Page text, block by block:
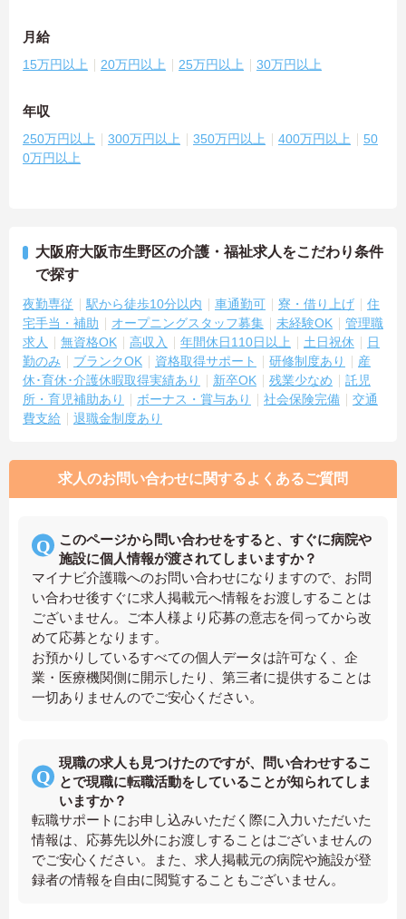
月給
15万円以上 20万円以上 25万円以上 30万円以上
年収
250万円以上 300万円以上 350万円以上 400万円以上
50
0万円以上
大阪府大阪市生野区の介護・福祉求人をこだわり条件
で探す
夜勤専従 駅から徒歩10分以内 車通勤可 寮・借り上げ
住
宅手当・補助
オープニングスタッフ募集 未経験OK
管理職
求人
無資格OK 高収入 年間休日110日以上 土日祝休
日
勤のみ
ブランクOK 資格取得サポート 研修制度あり
産
休･育休･介護休暇取得実績あり
新卒OK 残業少なめ
託児
所・育児補助あり
ボーナス・賞与あり 社会保険完備
交通
費支給
退職金制度あり
求人のお問い合わせに関するよくあるご質問
このページから問い合わせをすると、すぐに病院や
施設に個人情報が渡されてしまいますか？
マイナビ介護職へのお問い合わせになりますので、お問
い合わせ後すぐに求人掲載元へ情報をお渡しすることは
ございません。ご本人様より応募の意志を伺ってから改
めて応募となります。
お預かりしているすべての個人データは許可なく、企
業・医療機関側に開示したり、第三者に提供することは
一切ありませんのでご安心ください。
現職の求人も見つけたのですが、問い合わせするこ
とで現職に転職活動をしていることが知られてしま
いますか？
転職サポートにお申し込みいただく際に入力いただいた
情報は、応募先以外にお渡しすることはございませんの
でご安心ください。また、求人掲載元の病院や施設が登
録者の情報を自由に閲覧することもございません。